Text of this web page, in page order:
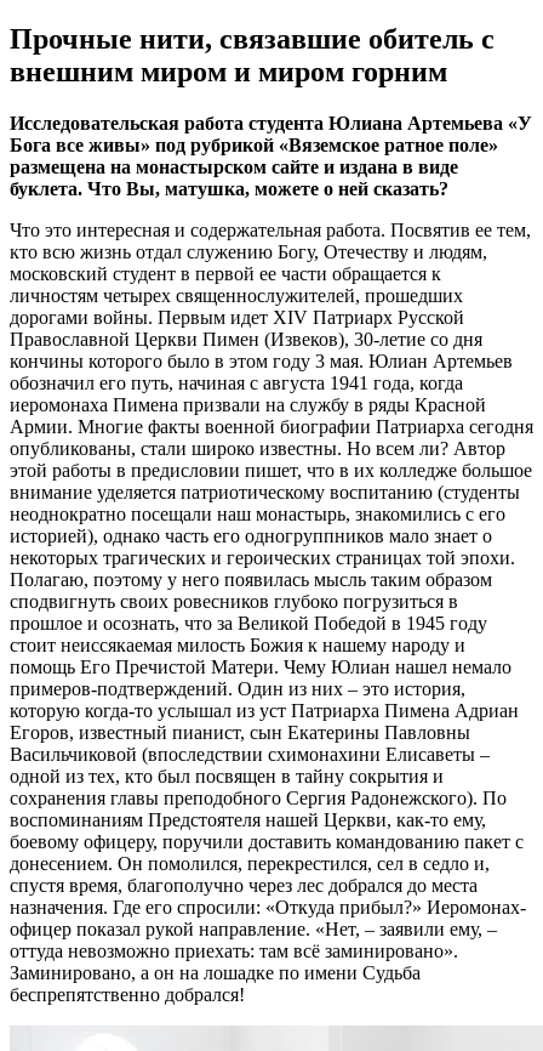
Прочные нити, связавшие обитель с
внешним миром и миром горним
Исследовательская работа студента Юлиана Артемьева «У
Бога все живы» под рубрикой «Вяземское ратное поле»
размещена на монастырском сайте и издана в виде
буклета. Что Вы, матушка, можете о ней сказать?
Что это интересная и содержательная работа. Посвятив ее тем,
кто всю жизнь отдал служению Богу, Отечеству и людям,
московский студент в первой ее части обращается к
личностям четырех священнослужителей, прошедших
дорогами войны. Первым идет XIV Патриарх Русской
Православной Церкви Пимен (Извеков), 30-летие со дня
кончины которого было в этом году 3 мая. Юлиан Артемьев
обозначил его путь, начиная с августа 1941 года, когда
иеромонаха Пимена призвали на службу в ряды Красной
Армии. Многие факты военной биографии Патриарха сегодня
опубликованы, стали широко известны. Но всем ли? Автор
этой работы в предисловии пишет, что в их колледже большое
внимание уделяется патриотическому воспитанию (студенты
неоднократно посещали наш монастырь, знакомились с его
историей), однако часть его одногруппников мало знает о
некоторых трагических и героических страницах той эпохи.
Полагаю, поэтому у него появилась мысль таким образом
сподвигнуть своих ровесников глубоко погрузиться в
прошлое и осознать, что за Великой Победой в 1945 году
стоит неиссякаемая милость Божия к нашему народу и
помощь Его Пречистой Матери. Чему Юлиан нашел немало
примеров-подтверждений. Один из них – это история,
которую когда-то услышал из уст Патриарха Пимена Адриан
Егоров, известный пианист, сын Екатерины Павловны
Васильчиковой (впоследствии схимонахини Елисаветы –
одной из тех, кто был посвящен в тайну сокрытия и
сохранения главы преподобного Сергия Радонежского). По
воспоминаниям Предстоятеля нашей Церкви, как-то ему,
боевому офицеру, поручили доставить командованию пакет с
донесением. Он помолился, перекрестился, сел в седло и,
спустя время, благополучно через лес добрался до места
назначения. Где его спросили: «Откуда прибыл?» Иеромонах-
офицер показал рукой направление. «Нет, – заявили ему, –
оттуда невозможно приехать: там всё заминировано».
Заминировано, а он на лошадке по имени Судьба
беспрепятственно добрался!